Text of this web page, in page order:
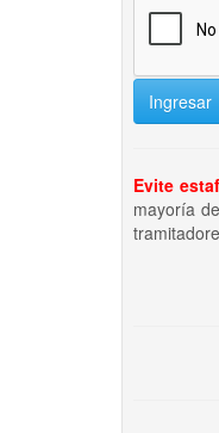
Ingresar
Evite
mayoría